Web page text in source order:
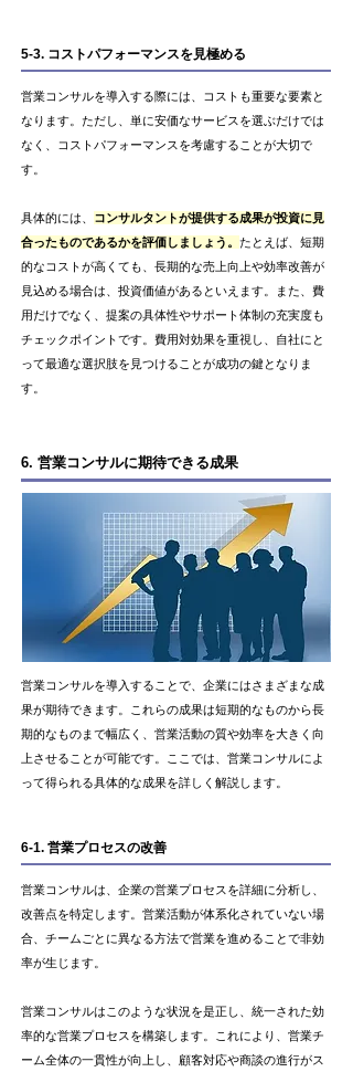
5-3. コストパフォーマンスを見極める
営業コンサルを導入する際には、コストも重要な要素と
なります。ただし、単に安価なサービスを選ぶだけでは
なく、コストパフォーマンスを考慮することが大切で
す。
具体的には、 コンサルタントが提供する成果が投資に見
合ったものであるかを評価しましょう。 たとえば、短期
的なコストが高くても、長期的な売上向上や効率改善が
見込める場合は、投資価値があるといえます。また、費
用だけでなく、提案の具体性やサポート体制の充実度も
チェックポイントです。費用対効果を重視し、自社にと
って最適な選択肢を見つけることが成功の鍵となりま
す。
6. 営業コンサルに期待できる成果
営業コンサルを導入することで、企業にはさまざまな成
果が期待できます。これらの成果は短期的なものから長
期的なものまで幅広く、営業活動の質や効率を大きく向
上させることが可能です。ここでは、営業コンサルによ
って得られる具体的な成果を詳しく解説します。
6-1. 営業プロセスの改善
営業コンサルは、企業の営業プロセスを詳細に分析し、
改善点を特定します。営業活動が体系化されていない場
合、チームごとに異なる方法で営業を進めることで非効
率が生じます。
営業コンサルはこのような状況を是正し、統一された効
率的な営業プロセスを構築します。これにより、営業チ
ーム全体の一貫性が向上し、顧客対応や商談の進行がス